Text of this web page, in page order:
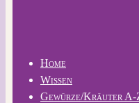
Home
Wissen
Gewürze/Kräuter A-